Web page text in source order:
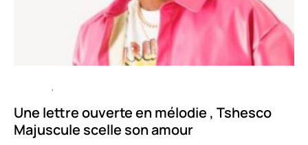
Une lettre ouverte en mélodie , Tshesco
Majuscule scelle son amour